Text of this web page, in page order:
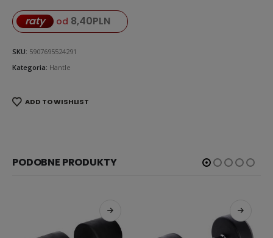
raty od 8,40PLN
SKU: 5907695524291
Kategoria: Hantle
ADD TO WISHLIST
PODOBNE PRODUKTY